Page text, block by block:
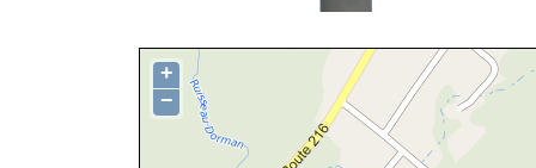
+
−